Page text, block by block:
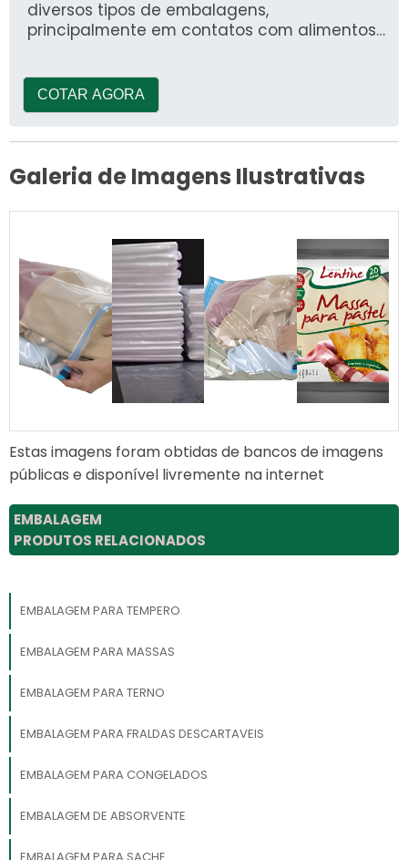
diversos tipos de embalagens,
principalmente em contatos com alimentos
COTAR AGORA
Galeria de Imagens Ilustrativas
Estas imagens foram obtidas de bancos de imagens
públicas e disponível livremente na internet
EMBALAGEM
PRODUTOS RELACIONADOS
EMBALAGEM PARA TEMPERO
EMBALAGEM PARA MASSAS
EMBALAGEM PARA TERNO
EMBALAGEM PARA FRALDAS DESCARTAVEIS
EMBALAGEM PARA CONGELADOS
EMBALAGEM DE ABSORVENTE